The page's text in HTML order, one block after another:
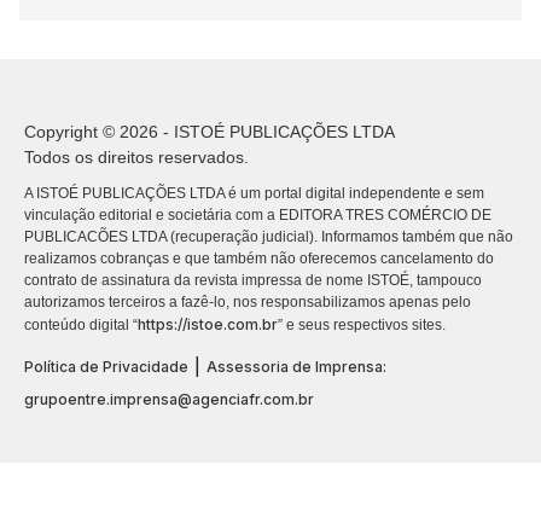
Copyright © 2026 - ISTOÉ PUBLICAÇÕES LTDA
Todos os direitos reservados.
A ISTOÉ PUBLICAÇÕES LTDA é um portal digital independente e sem
vinculação editorial e societária com a EDITORA TRES COMÉRCIO DE
PUBLICACÕES LTDA (recuperação judicial). Informamos também que não
realizamos cobranças e que também não oferecemos cancelamento do
contrato de assinatura da revista impressa de nome ISTOÉ, tampouco
autorizamos terceiros a fazê-lo, nos responsabilizamos apenas pelo
conteúdo digital “https://istoe.com.br” e seus respectivos sites.
Política de Privacidade
Assessoria de Imprensa:
grupoentre.imprensa@agenciafr.com.br